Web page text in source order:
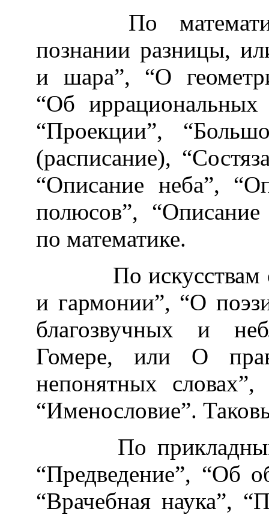
По математике
познании разницы,
и шара”, “О
“Об
“Проекции”,
(расписание),
“Описание неба”,
полюсов”,
по математике.
По искусствам
и гармонии”, “О
благозвучных и
Гомере, или О
непонятных
“Именословие”.
По прикладным
“Предведение”, “Об
“Врачебная наука”,